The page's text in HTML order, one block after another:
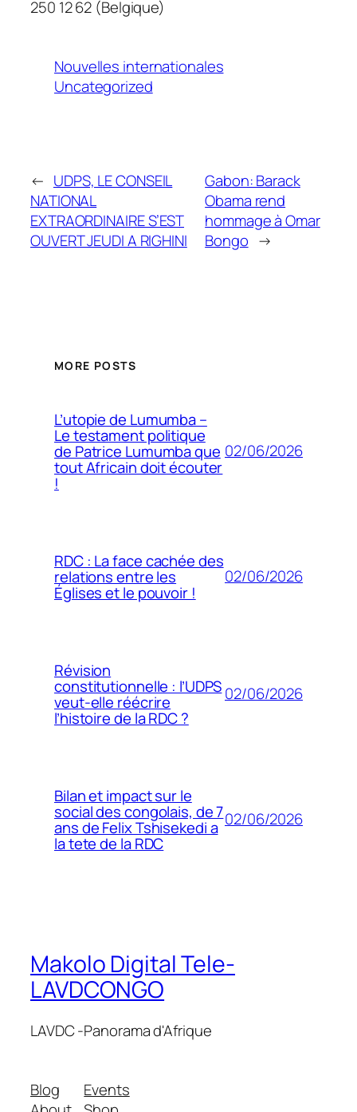
250 12 62 (Belgique)
Nouvelles internationales
Uncategorized
← UDPS, LE CONSEIL
NATIONAL
EXTRAORDINAIRE S’EST
OUVERT JEUDI A RIGHINI
Gabon: Barack
Obama rend
hommage à Omar
Bongo →
MORE POSTS
L’utopie de Lumumba –
Le testament politique
de Patrice Lumumba que
tout Africain doit écouter
!
02/06/2026
RDC : La face cachée des
relations entre les
Églises et le pouvoir !
02/06/2026
Révision
constitutionnelle : l’UDPS
veut-elle réécrire
l’histoire de la RDC ?
02/06/2026
Bilan et impact sur le
social des congolais, de 7
ans de Felix Tshisekedi a
la tete de la RDC
02/06/2026
Makolo Digital Tele-
LAVDCONGO
LAVDC -Panorama d'Afrique
Blog
Events